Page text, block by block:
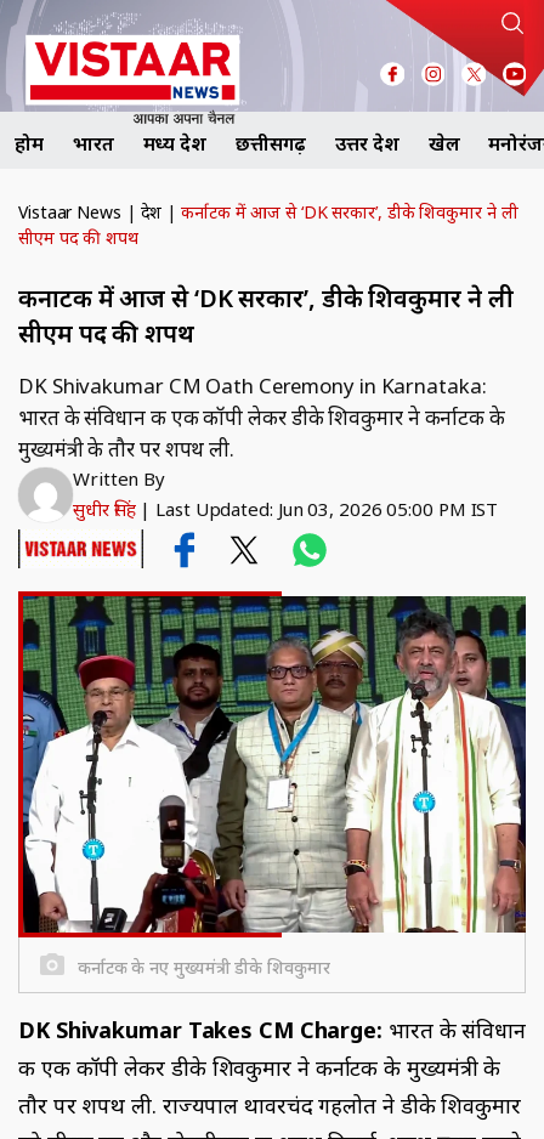
होम भारत मध्य प्रदेश छत्तीसगढ़ उत्तर प्रदेश खेल
Vistaar News | देश | कर्नाटक में आज से ‘DK सरकार’, डीके शिवकुमार ने ली
सीएम पद की शपथ
कर्नाटक में आज से ‘DK सरकार’, डीके शिवकुमार ने ली
सीएम पद की शपथ
DK Shivakumar CM Oath Ceremony in Karnataka:
भारत के संविधान की एक कॉपी लेकर डीके शिवकुमार ने कर्नाटक के
मुख्यमंत्री के तौर पर शपथ ली.
Written By
सुधीर सिंह| Last Updated: Jun 03, 2026 05:00 PM IST
कर्नाटक के नए मुख्यमंत्री डीके शिवकुमार
DK Shivakumar Takes CM Charge: भारत के संविधान
की एक कॉपी लेकर डीके शिवकुमार ने कर्नाटक के मुख्यमंत्री के
तौर पर शपथ ली. राज्यपाल थावरचंद गहलोत ने डीके शिवकुमार